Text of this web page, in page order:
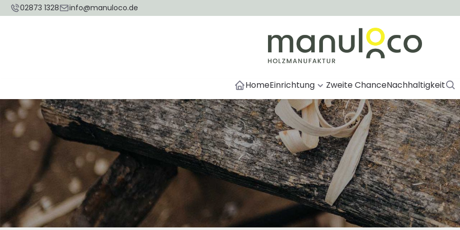
02873 1328 info@manuloco.de
HomeEinrichtung Zweite ChanceNachhaltigkeit